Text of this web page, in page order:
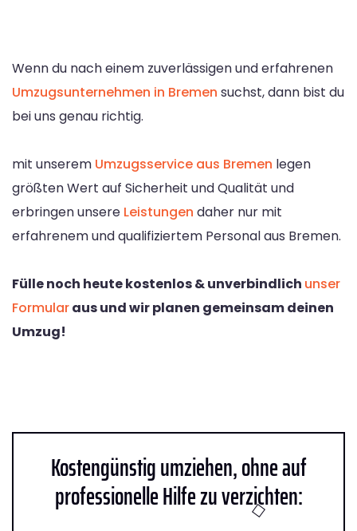
Wenn du nach einem zuverlässigen und erfahrenen
Umzugsunternehmen in Bremen suchst, dann bist du
bei uns genau richtig.
mit unserem Umzugsservice aus Bremen legen
größten Wert auf Sicherheit und Qualität und
erbringen unsere Leistungen daher nur mit
erfahrenem und qualifiziertem Personal aus Bremen.
Fülle noch heute kostenlos & unverbindlich unser
Formularaus und wir planen gemeinsam deinen
Umzug!
Kostengünstig umziehen, ohne auf
professionelle Hilfe zu verzichten: